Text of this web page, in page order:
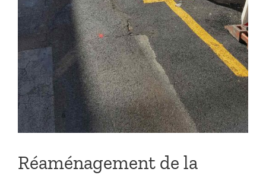
Réaménagement de la